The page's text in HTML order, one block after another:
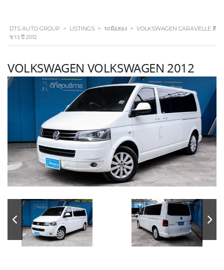
DTS AUTO GROUP > LISTINGS > รถมือสอง > VOLKSWAGEN CARAVELLE สี
ขาว ปี 2012
VOLKSWAGEN VOLKSWAGEN 2012